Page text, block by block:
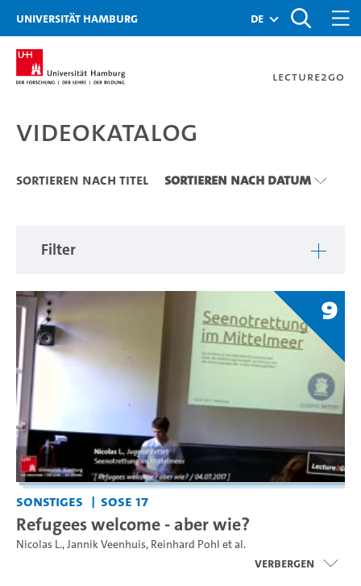
Zu den Filtern
Zur Metanavigation
Zur Hauptnavigation
Zur Suche
Zum Inhalt
Zum Seitenfuss
Universität Hamburg de
Lecture2Go
Videokatalog
Videokatalog
Sortieren nach Titel Sortieren nach Datum
Filter
9
Sonstiges SoSe 17
Refugees welcome - aber wie?
Nicolas L.,Jannik Veenhuis, Reinhard Pohl et al.
Verbergen